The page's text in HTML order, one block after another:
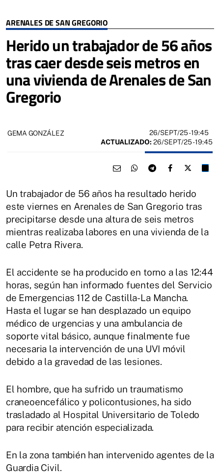
ARENALES DE SAN GREGORIO
Herido un trabajador de 56 años
tras caer desde seis metros en
una vivienda de Arenales de San
Gregorio
GEMA GONZÁLEZ 26/SEPT/25- 19:45
ACTUALIZADO: 26/SEPT/25 - 19:45
Un trabajador de 56 años ha resultado herido
este viernes en Arenales de San Gregorio tras
precipitarse desde una altura de seis metros
mientras realizaba labores en una vivienda de la
calle Petra Rivera.
El accidente se ha producido en torno a las 12:44
horas, según han informado fuentes del Servicio
de Emergencias 112 de Castilla-La Mancha.
Hasta el lugar se han desplazado un equipo
médico de urgencias y una ambulancia de
soporte vital básico, aunque finalmente fue
necesaria la intervención de una UVI móvil
debido a la gravedad de las lesiones.
El hombre, que ha sufrido un traumatismo
craneoencefálico y policontusiones, ha sido
trasladado al Hospital Universitario de Toledo
para recibir atención especializada.
En la zona también han intervenido agentes de la
Guardia Civil.